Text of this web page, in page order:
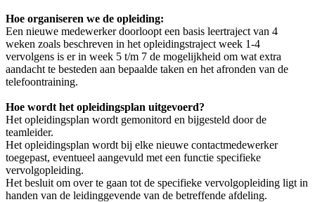
Hoe organiseren we de opleiding:
Een nieuwe medewerker doorloopt een basis leertraject van 4
weken zoals beschreven in het opleidingstraject week 1-4
vervolgens is er in week 5 t/m 7 de mogelijkheid om wat extra
aandacht te besteden aan bepaalde taken en het afronden van de
telefoontraining.
Hoe wordt het opleidingsplan uitgevoerd?
Het opleidingsplan wordt gemonitord en bijgesteld door de
teamleider.
Het opleidingsplan wordt bij elke nieuwe contactmedewerker
toegepast, eventueel aangevuld met een functie specifieke
vervolgopleiding.
Het besluit om over te gaan tot de specifieke vervolgopleiding ligt in
handen van de leidinggevende van de betreffende afdeling.